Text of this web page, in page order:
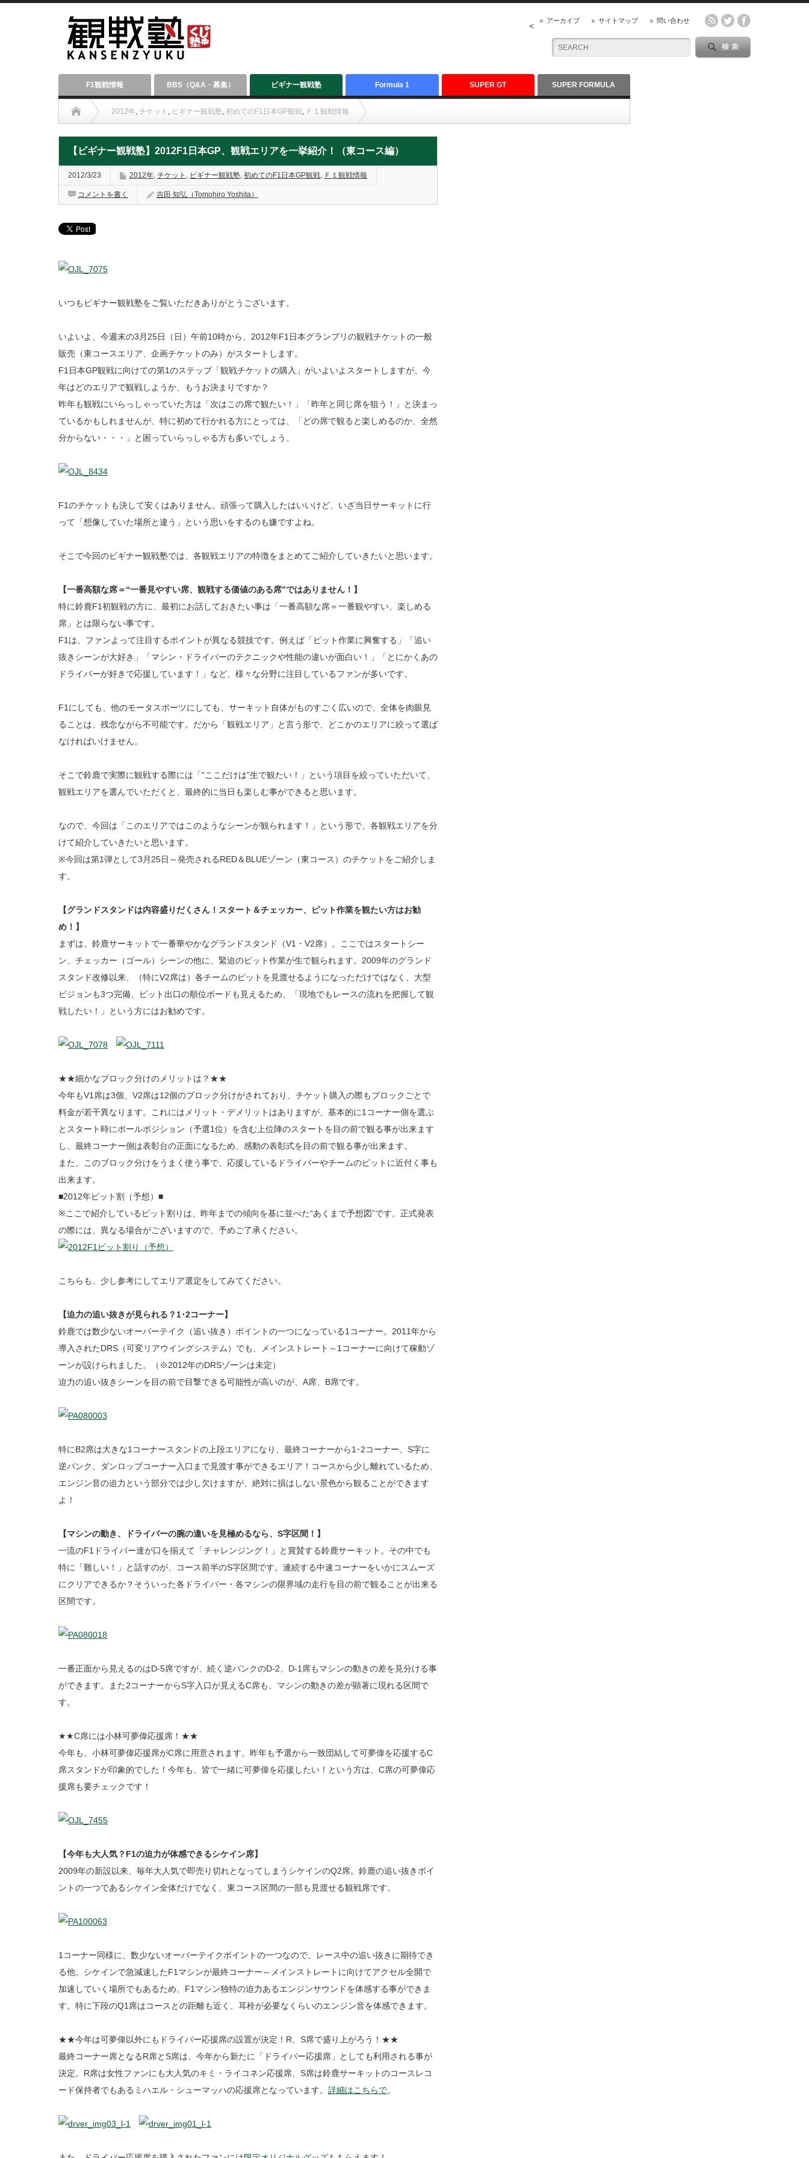
アーカイブ サイトマップ 問い合わせ
<
F1観戦情報 BBS（Q&A・募集） ビギナー観戦塾 Formula 1 SUPER GT SUPER FORMULA
2012年, チケット , ビギナー観戦塾, 初めてのF1日本GP観戦, Ｆ１観戦情報
【ビギナー観戦塾】2012F1日本GP、観戦エリアを一挙紹介！（東コース編）
【ビギナー観戦塾】2012F1日本GP、観戦エリアを一挙紹介！（東コース編）
2012/3/23 2012年, チケット , ビギナー観戦塾, 初めてのF1日本GP観戦, Ｆ１観戦情報
コメントを書く 吉田 知弘（Tomohiro Yoshita）
いつもビギナー観戦塾をご覧いただきありがとうございます。
いよいよ、今週末の3月25日（日）午前10時から、2012年F1日本グランプリの観戦チケットの一般
販売（東コースエリア、企画チケットのみ）がスタートします。
F1日本GP観戦に向けての第1のステップ「観戦チケットの購入」がいよいよスタートしますが、今
年はどのエリアで観戦しようか、もうお決まりですか？
昨年も観戦にいらっしゃっていた方は「次はこの席で観たい！」「昨年と同じ席を狙う！」と決まっ
ているかもしれませんが、特に初めて行かれる方にとっては、「どの席で観ると楽しめるのか、全然
分からない・・・」と困っていらっしゃる方も多いでしょう。
F1のチケットも決して安くはありません。頑張って購入したはいいけど、いざ当日サーキットに行
って「想像していた場所と違う」という思いをするのも嫌ですよね。
そこで今回のビギナー観戦塾では、各観戦エリアの特徴をまとめてご紹介していきたいと思います。
【一番高額な席＝“一番見やすい席、観戦する価値のある席”ではありません！】
特に鈴鹿F1初観戦の方に、最初にお話しておきたい事は「一番高額な席＝一番観やすい、楽しめる
席」とは限らない事です。
F1は、ファンよって注目するポイントが異なる競技です。例えば「ピット作業に興奮する」「追い
抜きシーンが大好き」「マシン・ドライバーのテクニックや性能の違いが面白い！」「とにかくあの
ドライバーが好きで応援しています！」など、様々な分野に注目しているファンが多いです。
F1にしても、他のモータスポーツにしても、サーキット自体がものすごく広いので、全体を肉眼見
ることは、残念ながら不可能です。だから「観戦エリア」と言う形で、どこかのエリアに絞って選ば
なければいけません。
そこで鈴鹿で実際に観戦する際には「“ここだけは”生で観たい！」という項目を絞っていただいて、
観戦エリアを選んでいただくと、最終的に当日も楽しむ事ができると思います。
なので、今回は「このエリアではこのようなシーンが観られます！」という形で、各観戦エリアを分
けて紹介していきたいと思います。
※今回は第1弾として3月25日～発売されるRED＆BLUEゾーン（東コース）のチケットをご紹介しま
す。
【グランドスタンドは内容盛りだくさん！スタート＆チェッカー、ピット作業を観たい方はお勧
め！】
まずは、鈴鹿サーキットで一番華やかなグランドスタンド（V1・V2席）。ここではスタートシー
ン、チェッカー（ゴール）シーンの他に、緊迫のピット作業が生で観られます。2009年のグランド
スタンド改修以来、（特にV2席は）各チームのピットを見渡せるようになっただけではなく、大型
ビジョンも3つ完備、ピット出口の順位ボードも見えるため、「現地でもレースの流れを把握して観
戦したい！」という方にはお勧めです。
★★細かなブロック分けのメリットは？★★
今年もV1席は3個、V2席は12個のブロック分けがされており、チケット購入の際もブロックごとで
料金が若干異なります。これにはメリット・デメリットはありますが、基本的に1コーナー側を選ぶ
とスタート時にポールポジション（予選1位）を含む上位陣のスタートを目の前で観る事が出来ます
し、最終コーナー側は表彰台の正面になるため、感動の表彰式を目の前で観る事が出来ます。
また、このブロック分けをうまく使う事で、応援しているドライバーやチームのピットに近付く事も
出来ます。
■2012年ピット割（予想）■
※ここで紹介しているピット割りは、昨年までの傾向を基に並べた“あくまで予想図”です。正式発表
の際には、異なる場合がございますので、予めご了承ください。
こちらも、少し参考にしてエリア選定をしてみてください。
【迫力の追い抜きが見られる？1･2コーナー】
鈴鹿では数少ないオーバーテイク（追い抜き）ポイントの一つになっている1コーナー。2011年から
導入されたDRS（可変リアウイングシステム）でも、メインストレート～1コーナーに向けて稼動ゾ
ーンが設けられました。（※2012年のDRSゾーンは未定）
迫力の追い抜きシーンを目の前で目撃できる可能性が高いのが、A席、B席です。
特にB2席は大きな1コーナースタンドの上段エリアになり、最終コーナーから1･2コーナー、S字に
逆バンク、ダンロップコーナー入口まで見渡す事ができるエリア！コースから少し離れているため、
エンジン音の迫力という部分では少し欠けますが、絶対に損はしない景色から観ることができます
よ！
【マシンの動き、ドライバーの腕の違いを見極めるなら、S字区間！】
一流のF1ドライバー達が口を揃えて「チャレンジング！」と賞賛する鈴鹿サーキット。その中でも
特に「難しい！」と話すのが、コース前半のS字区間です。連続する中速コーナーをいかにスムーズ
にクリアできるか？そういった各ドライバー・各マシンの限界域の走行を目の前で観ることが出来る
区間です。
一番正面から見えるのはD-5席ですが、続く逆バンクのD-2、D-1席もマシンの動きの差を見分ける事
ができます。また2コーナーからS字入口が見えるC席も、マシンの動きの差が顕著に現れる区間で
す。
★★C席には小林可夢偉応援席！★★
今年も、小林可夢偉応援席がC席に用意されます。昨年も予選から一致団結して可夢偉を応援するC
席スタンドが印象的でした！今年も、皆で一緒に可夢偉を応援したい！という方は、C席の可夢偉応
援席も要チェックです！
【今年も大人気？F1の迫力が体感できるシケイン席】
2009年の新設以来、毎年大人気で即売り切れとなってしまうシケインのQ2席。鈴鹿の追い抜きポイ
ントの一つであるシケイン全体だけでなく、東コース区間の一部も見渡せる観戦席です。
1コーナー同様に、数少ないオーバーテイクポイントの一つなので、レース中の追い抜きに期待でき
る他、シケインで急減速したF1マシンが最終コーナー～メインストレートに向けてアクセル全開で
加速していく場所でもあるため、F1マシン独特の迫力あるエンジンサウンドを体感する事ができま
す。特に下段のQ1席はコースとの距離も近く、耳栓が必要なくらいのエンジン音を体感できます。
★★今年は可夢偉以外にもドライバー応援席の設置が決定！R、S席で盛り上がろう！★★
最終コーナー席となるR席とS席は、今年から新たに「ドライバー応援席」としても利用される事が
決定。R席は女性ファンにも大人気のキミ・ライコネン応援席、S席は鈴鹿サーキットのコースレコ
ード保持者でもあるミハエル・シューマッハの応援席となっています。 詳細はこちらで。